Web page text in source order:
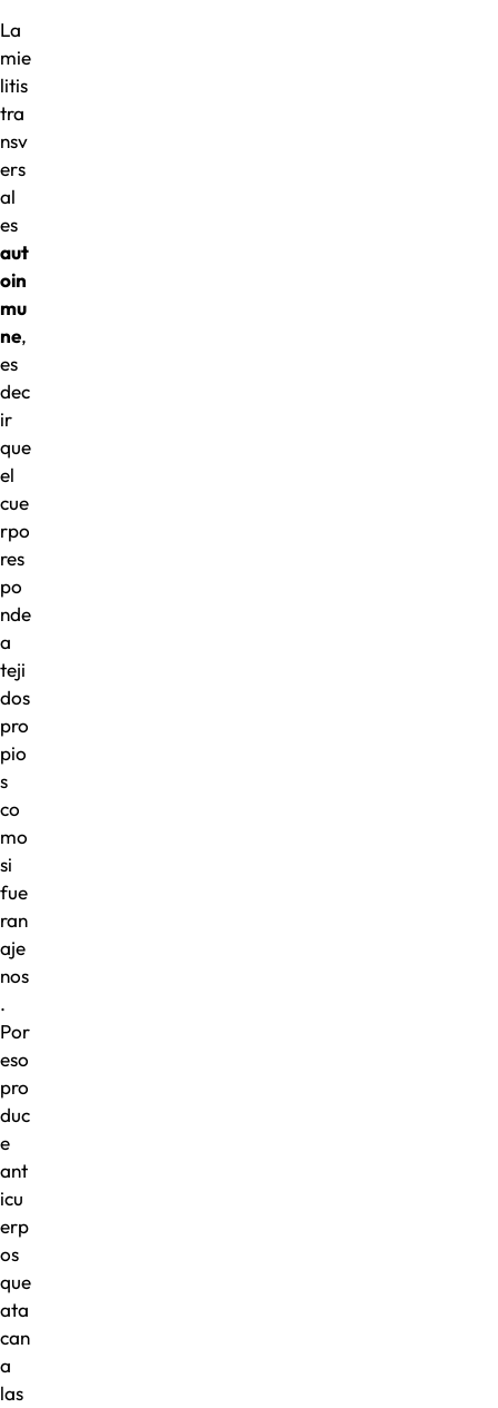
La
mie
litis
tra
nsv
ers
al
es
aut
oin
mu
ne,
es
dec
ir
que
el
cue
rpo
res
po
nde
a
teji
dos
pro
pio
s
co
mo
si
fue
ran
aje
nos
.
Por
eso
pro
duc
e
ant
icu
erp
os
que
ata
can
a
las